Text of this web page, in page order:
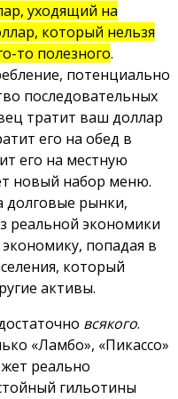
уходящий на
который нельзя
то полезного.
потенциально
последовательных
тратит ваш доллар
его на обед в
его на местную
новый набор меню.
долговые рынки,
реальной экономики
попадая в
который
активы.
всякого.
«Ламбо», «Пикассо»
реально
гильотины